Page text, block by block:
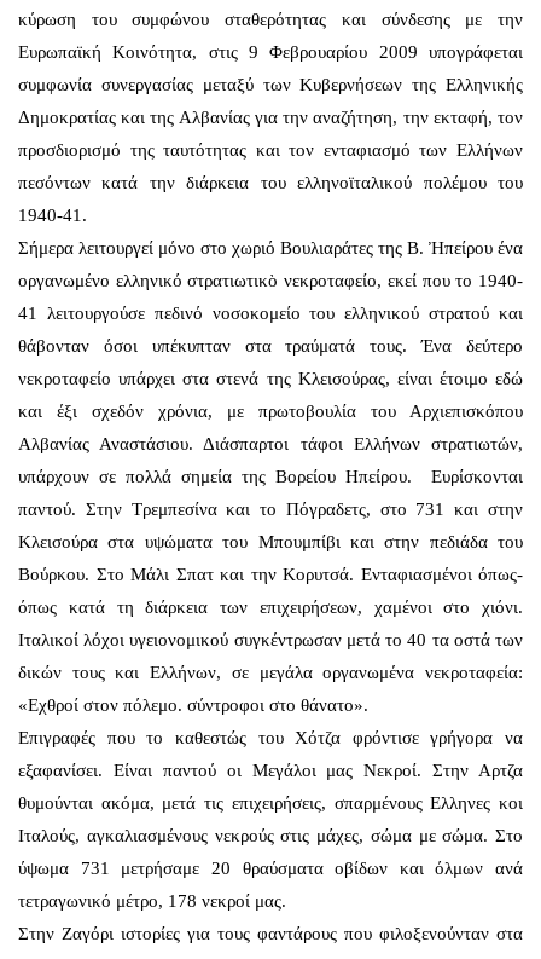
κύρωση του συμφώνου σταθερότητας και σύνδεσης με την
Ευρωπαϊκή Κοινότητα, στις 9 Φεβρουαρίου 2009 υπογράφεται
συμφωνία συνεργασίας μεταξύ των Κυβερνήσεων της Ελληνικής
Δημοκρατίας και της Αλβανίας για την αναζήτηση, την εκταφή, τον
προσδιορισμό της ταυτότητας και τον ενταφιασμό των Ελλήνων
πεσόντων κατά την διάρκεια του ελληνοϊταλικού πολέμου του
1940-41.
Σήμερα λειτουργεί μόνο στο χωριό Βουλιαράτες της Β. Ἠπείρου ένα
οργανωμένο ελληνικό στρατιωτικὸ νεκροταφείο, εκεί που το 1940-
41 λειτουργούσε πεδινό νοσοκομείο του ελληνικού στρατού και
θάβονταν όσοι υπέκυπταν στα τραύματά τους. Ένα δεύτερο
νεκροταφείο υπάρχει στα στενά της Κλεισούρας, είναι έτοιμο εδώ
και έξι σχεδόν χρόνια, με πρωτοβουλία του Αρχιεπισκόπου
Αλβανίας Αναστάσιου. Διάσπαρτοι τάφοι Ελλήνων στρατιωτών,
υπάρχουν σε πολλά σημεία της Βορείου Ηπείρου. Ευρίσκονται
παντού. Στην Τρεμπεσίνα και το Πόγραδετς, στο 731 και στην
Κλεισούρα στα υψώματα του Μπουμπίβι και στην πεδιάδα του
Βούρκου. Στο Mάλι Σπατ και την Κορυτσά. Ενταφιασμένοι όπως-
όπως κατά τη διάρκεια των επιχειρήσεων, χαμένοι στο χιόνι.
Ιταλικοί λόχοι υγειονομικού συγκέντρωσαν μετά το 40 τα οστά των
δικών τους και Ελλήνων, σε μεγάλα οργανωμένα νεκροταφεία:
«Εχθροί στον πόλεμο. σύντροφοι στο θάνατο».
Επιγραφές που το καθεστώς του Χότζα φρόντισε γρήγορα να
εξαφανίσει. Είναι παντού οι Μεγάλοι μας Νεκροί. Στην Αρτζα
θυμούνται ακόμα, μετά τις επιχειρήσεις, σπαρμένους Ελληνες κοι
Ιταλούς, αγκαλιασμένους νεκρούς στις μάχες, σώμα με σώμα. Στο
ύψωμα 731 μετρήσαμε 20 θραύσματα οβίδων και όλμων ανά
τετραγωνικό μέτρο, 178 νεκροί μας.
Στην Ζαγόρι ιστορίες για τους φαντάρους που φιλοξενούνταν στα